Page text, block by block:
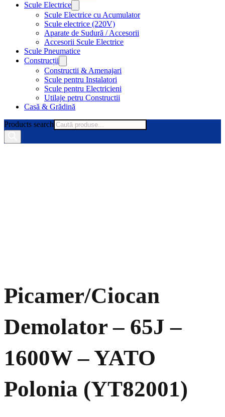
Scule Electrice
Scule Electrice cu Acumulator
Scule electrice (220V)
Aparate de Sudură / Accesorii
Accesorii Scule Electrice
Scule Pneumatice
Construcții
Constructii & Amenajari
Scule pentru Instalatori
Scule pentru Electricieni
Utilaje petru Constructii
Casă & Grădină
Products search
Picamer/Ciocan
Demolator – 65J –
1600W – YATO
Polonia (YT82001)